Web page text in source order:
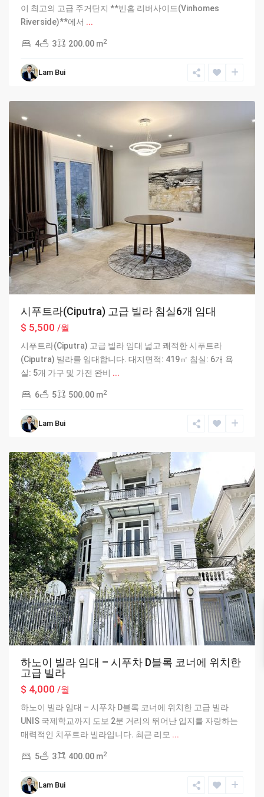
이 최고의 고급 주거단지 **빈홈 리버사이드(Vinhomes
Riverside)**에서 ...
4 3 200.00 m2
Lam Bui
Ciputra
Hanoi,
시푸트라(Ciputra) 고급 빌라 침실6개 임대
$ 5,500 /월
시푸트라(Ciputra) 고급 빌라 임대 넓고 쾌적한 시푸트라
(Ciputra) 빌라를 임대합니다. 대지면적: 419㎡ 침실: 6개 욕
실: 5개 가구 및 가전 완비 ...
6 5 500.00 m2
Lam Bui
Ciputra
하노이 빌라 임대 – 시푸차 D블록 코너에 위치한
고급 빌라
$ 4,000 /월
하노이 빌라 임대 – 시푸차 D블록 코너에 위치한 고급 빌라
UNIS 국제학교까지 도보 2분 거리의 뛰어난 입지를 자랑하는
매력적인 치푸트라 빌라입니다. 최근 리모 ...
5 3 400.00 m2
Lam Bui